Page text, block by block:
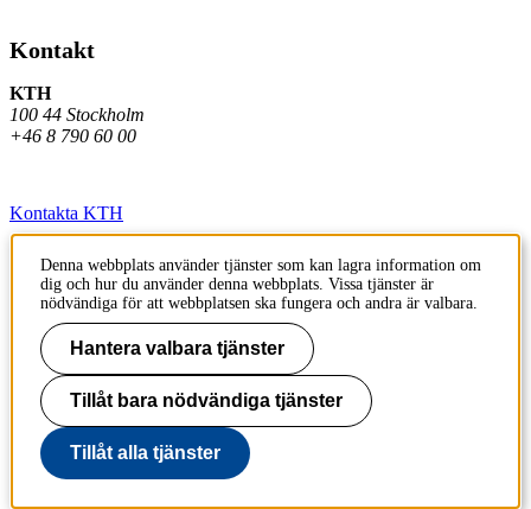
Kontakt
KTH
100 44 Stockholm
+46 8 790 60 00
Kontakta KTH
Jobba på KTH
Press och media
Faktura och betalning KTH
Om KTH:s webbplatser
Tillgänglighetsredogörelse
Denna webbplats använder tjänster som kan lagra information om
dig och hur du använder denna webbplats. Vissa tjänster är
nödvändiga för att webbplatsen ska fungera och andra är valbara.
Hantera valbara tjänster
Tillåt bara nödvändiga tjänster
Tillåt alla tjänster